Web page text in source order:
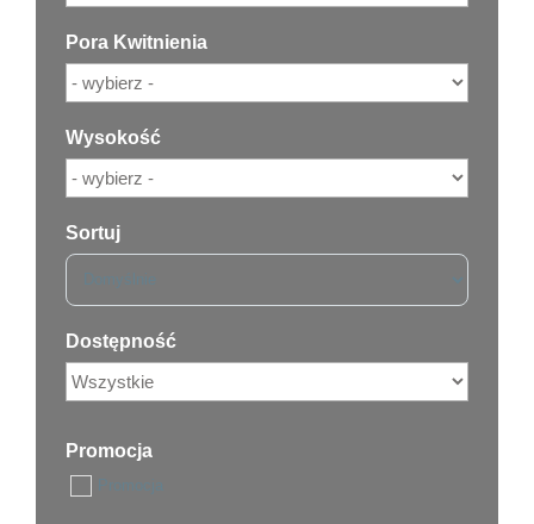
Pora Kwitnienia
Wysokość
Sortuj
Sort Products
Dostępność
Promocja